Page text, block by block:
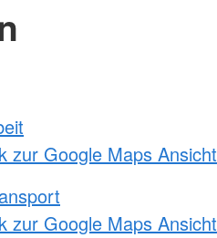
zur Google Maps Ansicht
zur Google Maps Ansicht